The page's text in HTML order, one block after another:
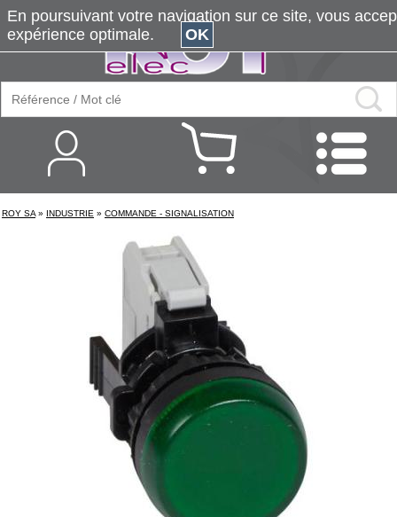
ROY SA » INDUSTRIE » COMMANDE - SIGNALISATION
En poursuivant votre navigation sur ce site, vous
expérience optimale.
OK